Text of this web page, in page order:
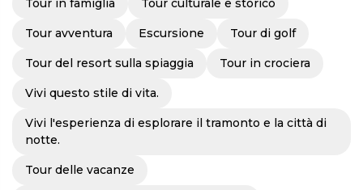
Tour in famiglia Tour culturale e storico
Tour avventura Escursione Tour di golf
Tour del resort sulla spiaggia Tour in crociera
Vivi questo stile di vita.
Vivi l'esperienza di esplorare il tramonto e la città di
notte.
Tour delle vacanze